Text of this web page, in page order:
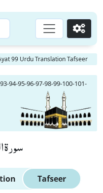
Go
99 Urdu Translation Tafseer
94-95-96-97-98-99-100-101-
سورة
Tafseer